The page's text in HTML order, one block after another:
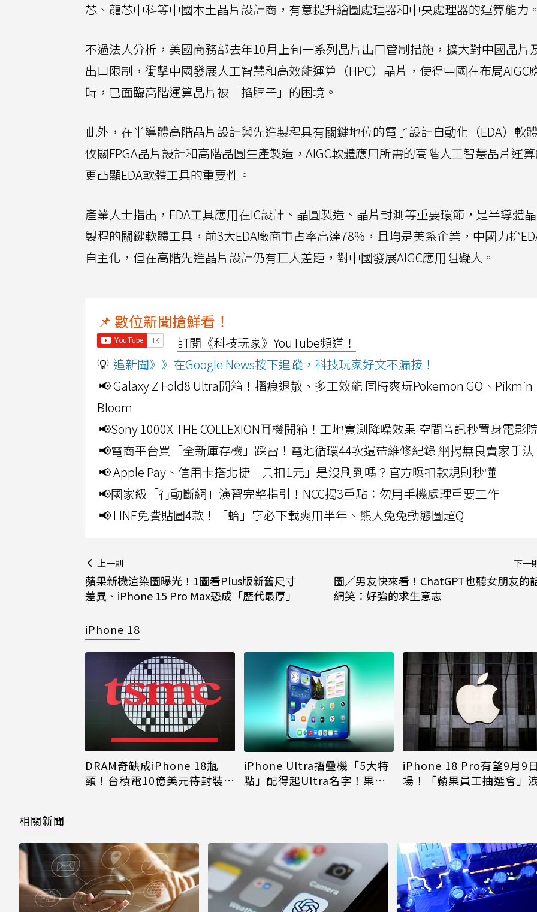
芯、龍芯中科等中國本土晶片設計商，有意提升繪圖處理器和中央處理器的運算能力
不過法人分析，美國商務部去年10月上旬一系列晶片出口管制措施，擴大對中國晶片
出口限制，衝擊中國發展人工智慧和高效能運算（HPC）晶片，使得中國在布局AIGC
時，已面臨高階運算晶片被「掐脖子」的困境。
此外，在半導體高階晶片設計與先進製程具有關鍵地位的電子設計自動化（EDA）軟
攸關FPGA晶片設計和高階晶圓生產製造，AIGC軟體應用所需的高階人工智慧晶片運
更凸顯EDA軟體工具的重要性。
產業人士指出，EDA工具應用在IC設計、晶圓製造、晶片封測等重要環節，是半導體
製程的關鍵軟體工具，前3大EDA廠商市占率高達78%，且均是美系企業，中國力拚
自主化，但在高階先進晶片設計仍有巨大差距，對中國發展AIGC應用阻礙大。
📌 數位新聞搶鮮看！
訂閱《科技玩家》YouTube頻道！
💡 追新聞》》在Google News按下追蹤，科技玩家好文不漏接！
📢 Galaxy Z Fold8 Ultra開箱！摺痕退散、多工效能 同時爽玩Pokemon GO、Pikmin
Bloom
📢Sony 1000X THE COLLEXION耳機開箱！工地實測降噪效果 空間音訊秒置身電影
📢電商平台買「全新庫存機」踩雷！電池循環44次還帶維修紀錄 網揭無良賣家手法
📢 Apple Pay、信用卡搭北捷「只扣1元」是沒刷到嗎？官方曝扣款規則秒懂
📢國家級「行動斷網」演習完整指引！NCC揭3重點：勿用手機處理重要工作
📢 LINE免費貼圖4款！「蛤」字必下載爽用半年、熊大兔兔動態圖超Q
上一則
蘋果新機渲染圖曝光！1圖看Plus版新舊尺寸
差異、iPhone 15 Pro Max恐成「歷代最厚」
下一
圖／男友快來看！ChatGPT也聽女朋友的
網笑：好強的求生意志
iPhone 18
DRAM奇缺成iPhone 18瓶
頸！台積電10億美元待封裝晶
iPhone Ultra摺疊機「5大特
點」配得起Ultra名字！果粉
iPhone 18 Pro有望9月9
場！「蘋果員工抽選會」
相關新聞